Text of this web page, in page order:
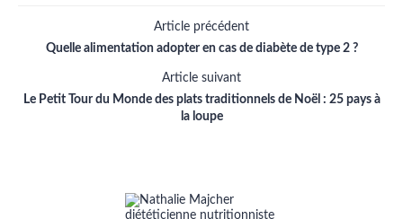
Article précédent
Quelle alimentation adopter en cas de diabète de type 2 ?
Article suivant
Le Petit Tour du Monde des plats traditionnels de Noël : 25 pays à
la loupe